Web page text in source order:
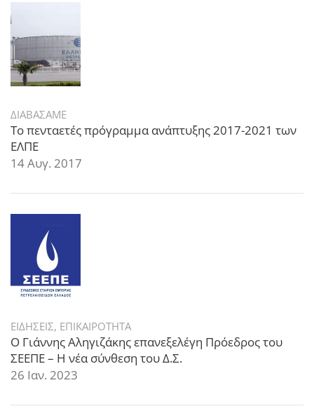
ΔΙΑΒΑΣΑΜΕ
Το πενταετές πρόγραμμα ανάπτυξης 2017-2021 των
ΕΛΠΕ
14 Αυγ. 2017
ΕΙΔΗΣΕΙΣ, ΕΠΙΚΑΙΡΟΤΗΤΑ
Ο Γιάννης Αληγιζάκης επανεξελέγη Πρόεδρος του
ΣΕΕΠΕ – Η νέα σύνθεση του Δ.Σ.
26 Ιαν. 2023